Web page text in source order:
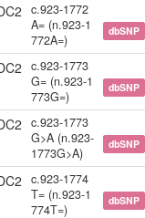
c.923-1772
A= (n.923-1
772A=)
dbSNP
c.923-1773
G= (n.923-1
773G=)
dbSNP
c.923-1773
G>A (n.923-
1773G>A)
dbSNP
c.923-1774
T= (n.923-1
774T=)
dbSNP